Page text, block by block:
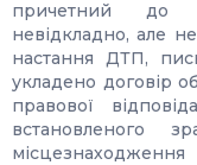
причетний до
невідкладно, але
настання ДТП,
укладено договір
правової
встановленого